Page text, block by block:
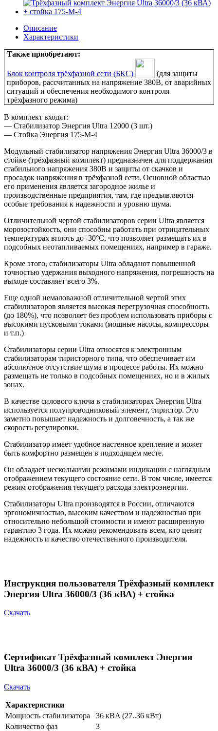
Описание
Характеристики
Также приобретают:
Блок контроля трёхфазной сети (БКС)
(для защиты
приборов, рассчитанных на напряжение 380В, от аварийных
ситуаций и обеспечения необходимого контроля
трёхфазного режима)
В комплект входят:
— Стабилизатор Энергия Ultra 12000 (3 шт.)
— Стойка Энергия 175-М-4
Модульный стабилизатор напряжения Энергия Ultra 36000/3 в
стойке (трёхфазный комплект) предназначен для поддержания
стабильного напряжения 380В и защиты от скачков и
просадок напряжения в трёхфазной сети. Основной областью
его применения является загородное жилье и
производственные предприятия, там, где предъявляются
особые требования к надежности и уровню шума.
Отличительной чертой стабилизаторов серии Ultra является
морозостойкость, они способны работать при отрицательных
температурах вплоть до -30°C, что позволяет размещать их в
подсобных неотапливаемых помещениях, например в гараже.
Кроме этого, стабилизаторы Ultra обладают повышенной
точностью удержания выходного напряжения, погрешность на
выходе составляет всего 3%.
Еще одной немаловажной отличительной чертой этих
стабилизаторов является высокая перегрузочная способность
(до 180%), что позволяет без проблем использовать приборы с
высокими пусковыми токами (мощные насосы, компрессоры
и т.п.)
Стабилизаторы серии Ultra относятся к электронным
стабилизаторам тиристорного типа, что обеспечивает им
абсолютное отсутствие шума в процессе работы. Их можно
размещать не только в подсобных помещениях, но и в жилых
зонах.
В качестве силового ключа в стабилизаторах Энергия Ultra
используется полупроводниковый элемент, тиристор. Это
заметно повышает надежность и долговечность, а так же
скорость регулировки.
Стабилизатор имеет удобное настенное крепление и может
быть комфортно размещен в подходящем месте.
Он обладает несколькими режимами индикации с наглядным
отображением текущего состояние сети. В том числе, имеется
режим отображения текущего расхода электроэнергии.
Стабилизаторы Ultra производятся в России, отличаются
эргономичностью, высоким качеством и надежностью при
относительно небольшой стоимости и имеют расширенную
гарантию 3 года. Их можно рекомендовать всем, кто ценит
надежность и качество отечественного производителя.
Инструкция пользователя Трёхфазный комплект
Энергия Ultra 36000/3 (36 кВА) + стойка
Скачать
Сертификат Трёхфазный комплект Энергия
Ultra 36000/3 (36 кВА) + стойка
Скачать
Характеристики
Мощность стабилизатора
36 кВA (27..36 кВт)
Количество фаз
3